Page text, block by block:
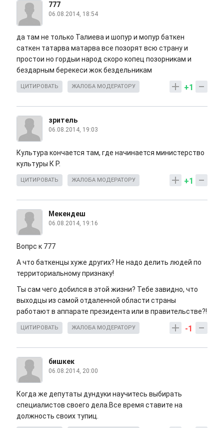
777
06.08.2014, 18:54
да там не только Талиева и шопур и мопур баткен
саткен татарва матарва все позорят всю страну и
простои но гордыи народ скоро копец позорникам и
бездарным берекеси жок бездельникам
+1
ЦИТИРОВАТЬ ЖАЛОБА МОДЕРАТОРУ
зритель
06.08.2014, 19:03
Культура кончается там, где начинается министерство
культуры К Р.
+1
ЦИТИРОВАТЬ ЖАЛОБА МОДЕРАТОРУ
Мекендеш
06.08.2014, 19:16
Вопрс к 777
А что баткенцы хуже других? Не надо делить людей по
территориальному признаку!
Ты сам чего добился в этой жизни? Тебе завидно, что
выходцы из самой отдаленной области страны
работают в аппарате президента или в правительстве?!
-1
ЦИТИРОВАТЬ ЖАЛОБА МОДЕРАТОРУ
бишкек
06.08.2014, 20:00
Когда же депутаты дундуки научитесь выбирать
специалистов своего дела.Все время ставите на
должность своих тупиц.